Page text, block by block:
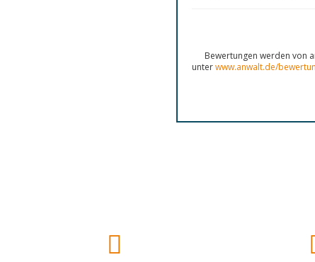
Bewertungen werden von
unterwww.anwalt.de/